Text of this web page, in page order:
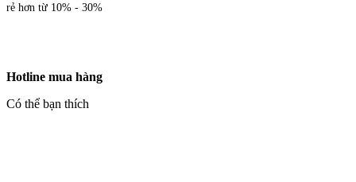
rẻ hơn từ 10% - 30%
Hotline mua hàng
Có thể bạn thích